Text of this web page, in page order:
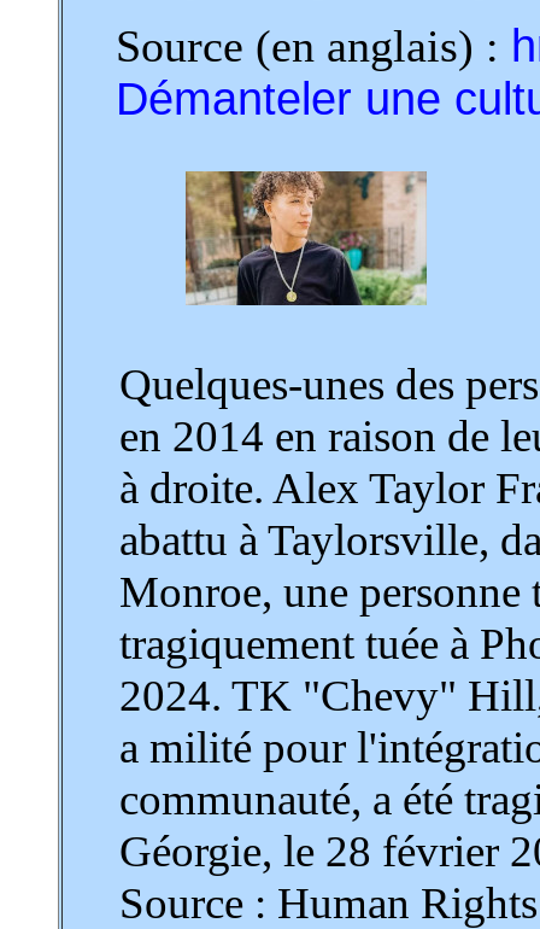
Source (en anglais) :
Démanteler une
Quelques-unes des
en 2014 en raison de
à droite. Alex Taylor
abattu à Taylorsville,
Monroe, une personne
tragiquement tuée à
2024. TK "Chevy"
a milité pour
communauté, a été
Géorgie, le 28 février
Source : Human